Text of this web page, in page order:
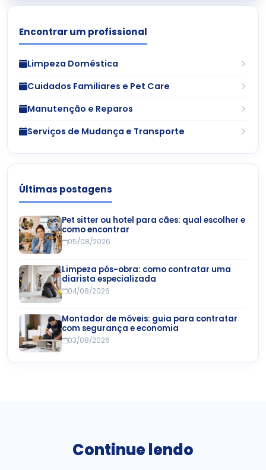
Encontrar um profissional
Limpeza Doméstica
Cuidados Familiares e Pet Care
Manutenção e Reparos
Serviços de Mudança e Transporte
Últimas postagens
Pet sitter ou hotel para cães: qual escolher e
como encontrar
05/08/2026
Limpeza pós-obra: como contratar uma
diarista especializada
04/08/2026
Montador de móveis: guia para contratar
com segurança e economia
03/08/2026
Continue lendo